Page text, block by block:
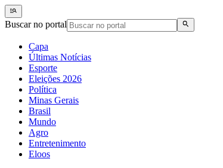
Buscar no portal
Capa
Últimas Notícias
Esporte
Eleições 2026
Política
Minas Gerais
Brasil
Mundo
Agro
Entretenimento
Eloos